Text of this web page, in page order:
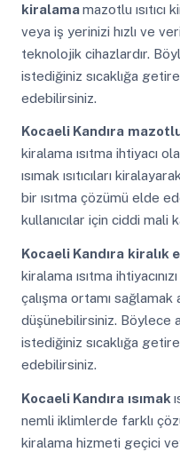
kiralamamazotlu ısıtıcı
veya iş yerinizi hızlı ve
teknolojik cihazlardır.
istediğiniz sıcaklığa
edebilirsiniz.
Kocaeli Kandıra
kiralama ısıtma ihtiyacı
ısımak ısıtıcıları
bir ısıtma çözümü elde
kullanıcılar için ciddi mali
Kocaeli Kandıra kiralık
kiralama ısıtma
çalışma ortamı sağlamak
düşünebilirsiniz. Böylece
istediğiniz sıcaklığa
edebilirsiniz.
Kocaeli Kandıra ısımak
nemli iklimlerde farklı
kiralama hizmeti geçici